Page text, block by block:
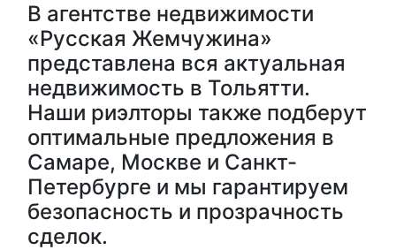
В агентстве недвижимости
«Русская Жемчужина»
представлена вся актуальная
недвижимость в Тольятти.
Наши риэлторы также подберут
оптимальные предложения в
Самаре, Москве и Санкт-
Петербурге и мы гарантируем
безопасность и прозрачность
сделок.